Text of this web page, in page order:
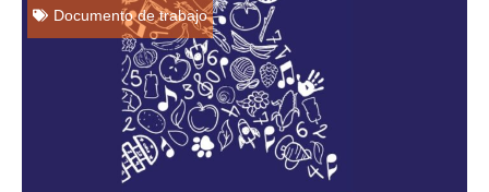
Documento de trabajo